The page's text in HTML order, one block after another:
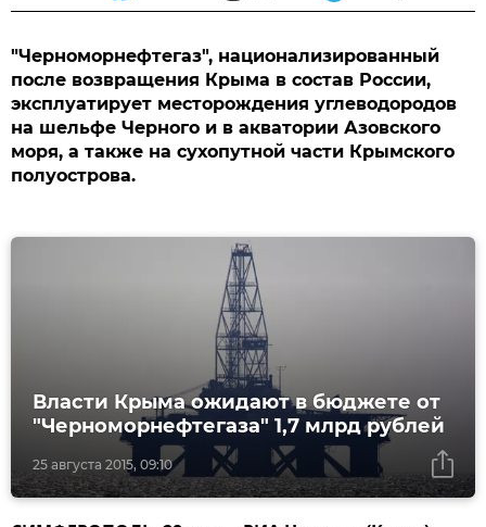
"Черноморнефтегаз", национализированный
после возвращения Крыма в состав России,
эксплуатирует месторождения углеводородов
на шельфе Черного и в акватории Азовского
моря, а также на сухопутной части Крымского
полуострова.
25 августа 2015, 09:10
Власти Крыма ожидают в бюджете от
"Черноморнефтегаза" 1,7 млрд рублей